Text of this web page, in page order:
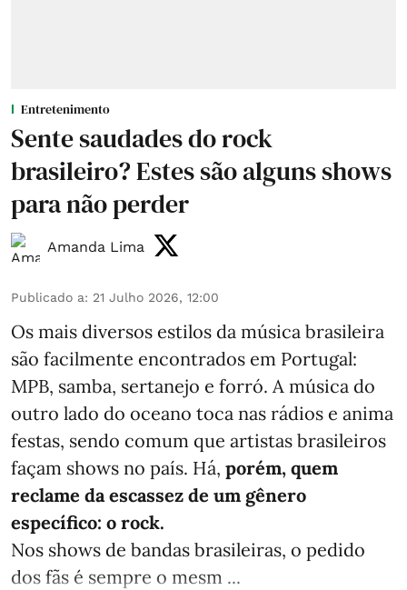
Entretenimento
Sente saudades do rock
brasileiro? Estes são alguns shows
para não perder
Amanda Lima
Publicado a: 21 Julho 2026, 12:00
Os mais diversos estilos da música brasileira
são facilmente encontrados em Portugal:
MPB, samba, sertanejo e forró. A música do
outro lado do oceano toca nas rádios e anima
festas, sendo comum que artistas brasileiros
façam shows no país. Há, porém, quem
reclame da escassez de um gênero
específico: o rock.
Nos shows de bandas brasileiras, o pedido
dos fãs é sempre o mesm ...